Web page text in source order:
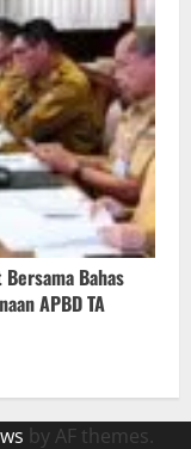
Bahas
APBD TA
by AF themes.